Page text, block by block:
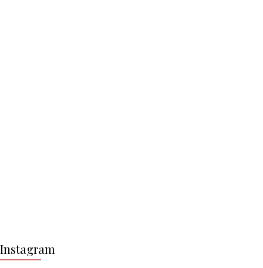
á
p
Instagram